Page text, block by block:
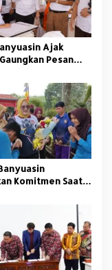
Ajak
Pesan
Komitmen Saat